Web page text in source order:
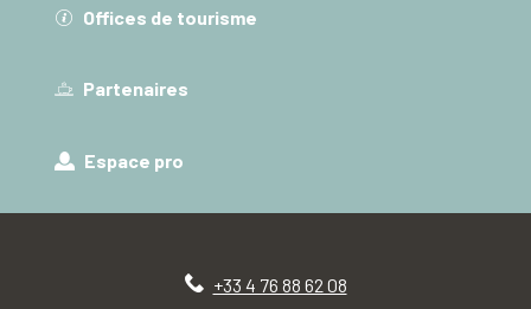
Offices de tourisme
Partenaires
Espace pro
+33 4 76 88 62 08